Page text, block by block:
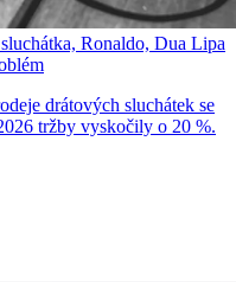
Ronaldo, Dua Lipa
drátových sluchátek se
tržby vyskočily o 20 %.